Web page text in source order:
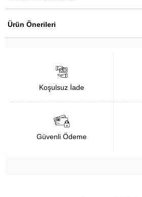
Ürün Önerileri
Koşulsuz İade
Güvenli Ödeme